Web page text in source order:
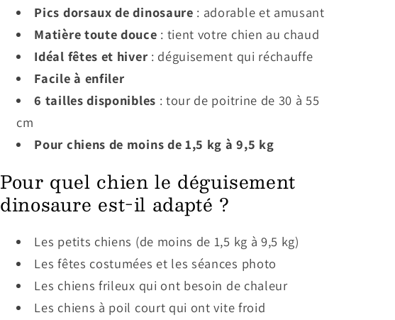
Pics dorsaux de dinosaure : adorable et amusant
Matière toute douce : tient votre chien au chaud
Idéal fêtes et hiver : déguisement qui réchauffe
Facile à enfiler
6 tailles disponibles : tour de poitrine de 30 à 55
cm
Pour chiens de moins de 1,5 kg à 9,5 kg
Pour quel chien le déguisement
dinosaure est-il adapté ?
Les petits chiens (de moins de 1,5 kg à 9,5 kg)
Les fêtes costumées et les séances photo
Les chiens frileux qui ont besoin de chaleur
Les chiens à poil court qui ont vite froid